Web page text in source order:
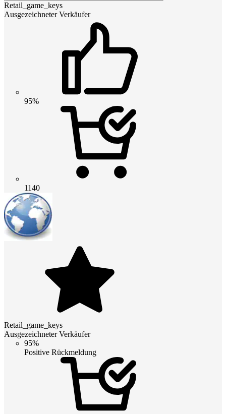
Retail_game_keys
Ausgezeichneter Verkäufer
95%
1140
Retail_game_keys
Ausgezeichneter Verkäufer
95%
Positive Rückmeldung